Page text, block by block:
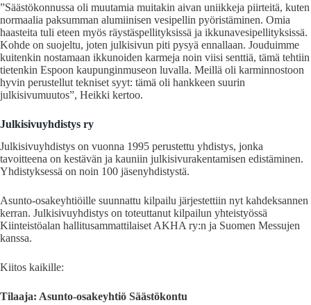
”Säästökonnussa oli muutamia muitakin aivan uniikkeja piirteitä, kuten
normaalia paksumman alumiinisen vesipellin pyöristäminen. Omia
haasteita tuli eteen myös räystäspellityksissä ja ikkunavesipellityksissä.
Kohde on suojeltu, joten julkisivun piti pysyä ennallaan. Jouduimme
kuitenkin nostamaan ikkunoiden karmeja noin viisi senttiä, tämä tehtiin
tietenkin Espoon kaupunginmuseon luvalla. Meillä oli karminnostoon
hyvin perustellut tekniset syyt: tämä oli hankkeen suurin
julkisivumuutos”, Heikki kertoo.
Julkisivuyhdistys ry
Julkisivuyhdistys on vuonna 1995 perustettu yhdistys, jonka
tavoitteena on kestävän ja kauniin julkisivurakentamisen edistäminen.
Yhdistyksessä on noin 100 jäsenyhdistystä.
Asunto-osakeyhtiöille suunnattu kilpailu järjestettiin nyt kahdeksannen
kerran. Julkisivuyhdistys on toteuttanut kilpailun yhteistyössä
Kiinteistöalan hallitusammattilaiset AKHA ry:n ja Suomen Messujen
kanssa.
Kiitos kaikille:
Tilaaja: Asunto-osakeyhtiö Säästökontu